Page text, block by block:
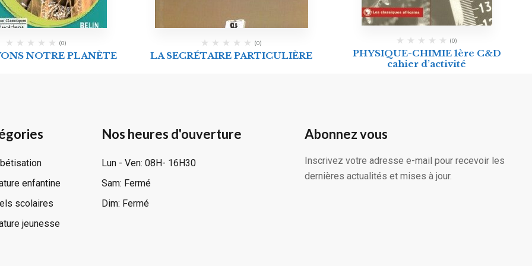
(0)
NOTRE PLANÈTE
(0)
LA SECRÉTAIRE PARTICULIÈRE
(0)
PHYSIQUE-CHIMIE 1ère C&D
cahier d’activité
enfantine
scolaires
jeunesse
Nos heures d'ouverture
Lun - Ven: 08H- 16H30
Sam: Fermé
Dim: Fermé
Abonnez vous
Inscrivez votre adresse e-mail pour recevoir les
dernières actualités et mises à jour.